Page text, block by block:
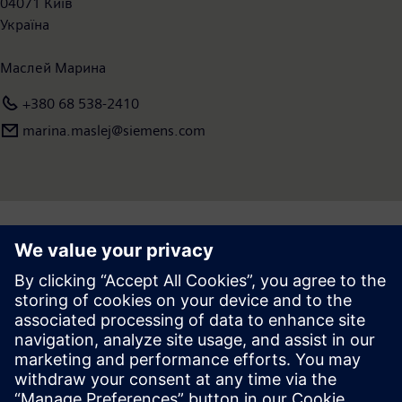
цифровізації, є одним з провідних постачальників
ключових галузей промислового і енергетичного
комплексів України. Головний офіс компанії розташований
в Києві, філії – в Дніпрі, Одесі, Харкові, Львові та Кривому
Розі. Більш детальна інформація доступна на Інтернет-сайті:
Україна
Маслей Марина
+380 68 538-2410
marina.maslej@siemens.com
Follow
Press | Company | Siemens